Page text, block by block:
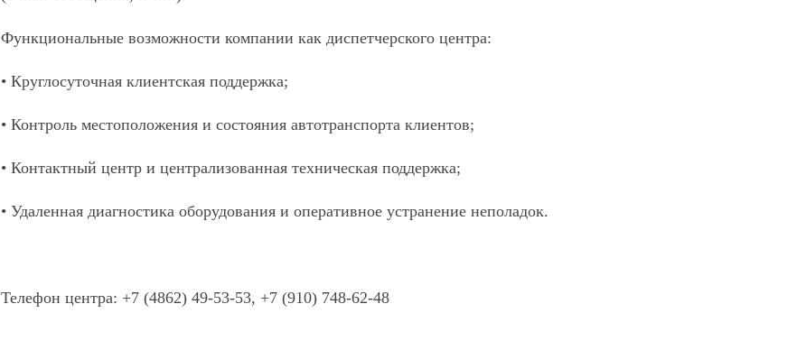
Функциональные возможности компании как диспетчерского центра:
• Круглосуточная клиентская поддержка;
• Контроль местоположения и состояния автотранспорта клиентов;
• Контактный центр и централизованная техническая поддержка;
• Удаленная диагностика оборудования и оперативное устранение неполадок.
Телефон центра: +7 (4862) 49-53-53, +7 (910) 748-62-48